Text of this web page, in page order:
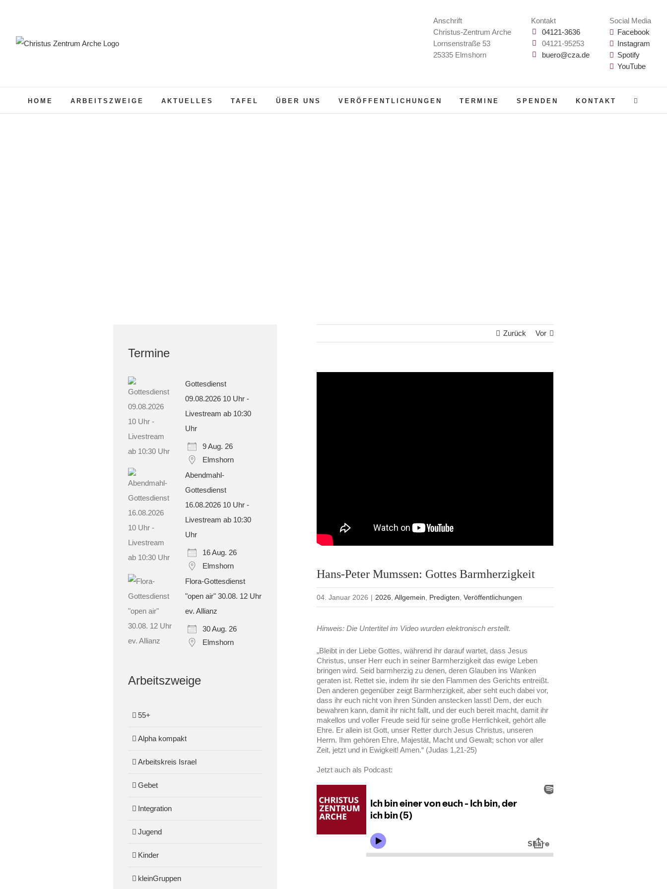
springen
Anschrift
Christus-Zentrum Arche
Lornsenstraße 53
25335 Elmshorn
Kontakt
04121-3636
04121-95253
buero@cza.de
Social Media
Facebook
Instagram
Spotify
YouTube
HOME ARBEITSZWEIGE AKTUELLES TAFEL ÜBER UNS VERÖFFENTLICHUNGEN TERMINE SPENDEN KONTAKT
Zurück Vor
Hans-Peter Mumssen: Gottes Barmherzigkeit
04. Januar 2026 | 2026 ,Allgemein Predigten ,Veröffentlichungen
Hinweis: Die Untertitel im Video wurden elektronisch erstellt.
„Bleibt in der Liebe Gottes, während ihr darauf wartet, dass Jesus
Christus, unser Herr euch in seiner Barmherzigkeit das ewige Leben
bringen wird. Seid barmherzig zu denen, deren Glauben ins Wanken
geraten ist. Rettet sie, indem ihr sie den Flammen des Gerichts entreißt.
Den anderen gegenüber zeigt Barmherzigkeit, aber seht euch dabei vor,
dass ihr euch nicht von ihren Sünden anstecken lasst! Dem, der euch
bewahren kann, damit ihr nicht fallt, und der euch bereit macht, damit ihr
makellos und voller Freude seid für seine große Herrlichkeit, gehört alle
Ehre. Er allein ist Gott, unser Retter durch Jesus Christus, unseren
Herrn. Ihm gehören Ehre, Majestät, Macht und Gewalt; schon vor aller
Zeit, jetzt und in Ewigkeit! Amen.“ (Judas 1,21-25)
Jetzt auch als Podcast:
Termine
Gottesdienst
09.08.2026 10 Uhr -
Livestream ab 10:30
Uhr
9 Aug. 26
Elmshorn
Abendmahl-
Gottesdienst
16.08.2026 10 Uhr -
Livestream ab 10:30
Uhr
16 Aug. 26
Elmshorn
Flora-Gottesdienst
"open air" 30.08. 12 Uhr
ev. Allianz
30 Aug. 26
Elmshorn
Arbeitszweige
55+
Alpha kompakt
Arbeitskreis Israel
Gebet
Integration
Jugend
Kinder
kleinGruppen